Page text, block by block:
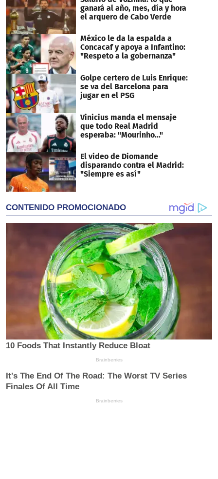
ganará al año, mes, día y hora
el arquero de Cabo Verde
México le da la espalda a
Concacaf y apoya a Infantino:
"Respeto a la gobernanza"
Golpe certero de Luis Enrique:
se va del Barcelona para
jugar en el PSG
Vinicius manda el mensaje
que todo Real Madrid
esperaba: "Mourinho..."
El video de Diomande
disparando contra el Madrid:
"Siempre es así"